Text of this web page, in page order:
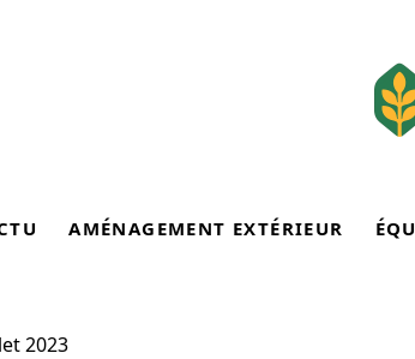
AMÉNAGEMENT EXTÉRIEUR
2023